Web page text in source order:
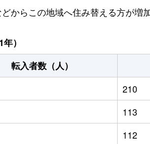
らこの地域へ住み替える方が増
）
転入者数（人）
210
113
112